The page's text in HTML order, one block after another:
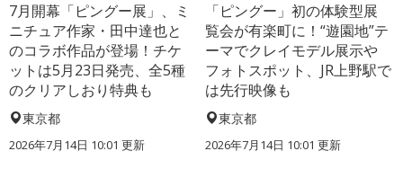
7月開幕「ピングー展」、ミ
ニチュア作家・田中達也と
のコラボ作品が登場！チケ
ットは5月23日発売、全5種
のクリアしおり特典も
東京都
2026年7月14日 10:01 更新
「ピングー」初の体験型展
覧会が有楽町に！“遊園地”テ
ーマでクレイモデル展示や
フォトスポット、JR上野駅で
は先行映像も
東京都
2026年7月14日 10:01 更新